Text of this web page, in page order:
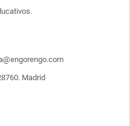
Madrid